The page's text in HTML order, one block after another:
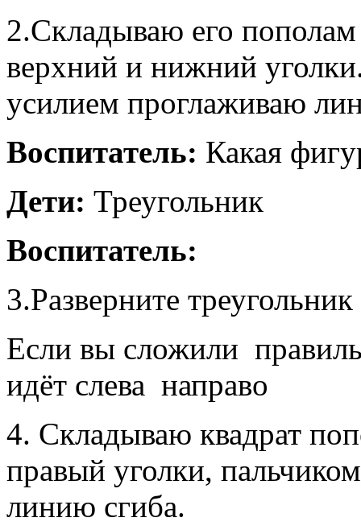
2.Складываю его
верхний и нижний
усилием проглаживаю
Воспитатель: Какая
Дети: Треугольник
Воспитатель:
3.Разверните треугольник
Если вы сложили
идёт слева направо
4. Складываю квадрат
правый уголки,
линию сгиба.